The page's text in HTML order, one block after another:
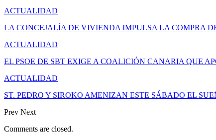
ACTUALIDAD
LA CONCEJALÍA DE VIVIENDA IMPULSA LA COMPRA
ACTUALIDAD
EL PSOE DE SBT EXIGE A COALICIÓN CANARIA QUE
ACTUALIDAD
ST. PEDRO Y SIROKO AMENIZAN ESTE SÁBADO EL
Prev Next
Comments are closed.